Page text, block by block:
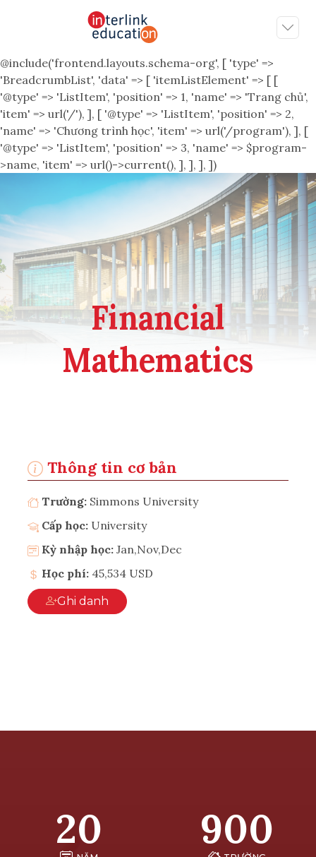
@include('frontend.layouts.schema-org', [ 'type' =>
'BreadcrumbList', 'data' => [ 'itemListElement' => [ [
'@type' => 'ListItem', 'position' => 1, 'name' => 'Trang chủ',
'item' => url('/'), ], [ '@type' => 'ListItem', 'position' => 2,
'name' => 'Chương trình học', 'item' => url('/program'), ], [
'@type' => 'ListItem', 'position' => 3, 'name' => $program-
>name, 'item' => url()->current(), ], ], ], ])
Financial
Mathematics
Thông tin cơ bản
Trường: Simmons University
Cấp học: University
Kỳ nhập học: Jan,Nov,Dec
Học phí: 45,534 USD
Ghi danh
20 900